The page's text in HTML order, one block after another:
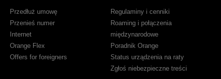
Przedłuż umowę
Przenieś numer
Internet
Orange Flex
Offers for foreigners
Regulaminy i cenniki
Roaming i połączenia
międzynarodowe
Poradnik Orange
Status urządzenia na raty
Zgłoś niebezpieczne treści